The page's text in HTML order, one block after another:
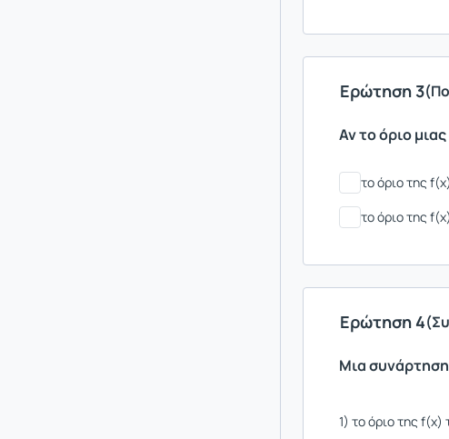
Ερώτηση 3
Αν το όριο
το όριο της
το όριο της
Ερώτηση 4
Μια
1) το όριο της f(x)